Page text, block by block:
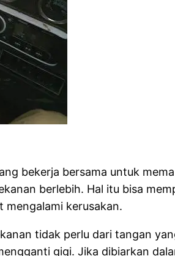
bekerja bersama untuk
berlebih. Hal itu bisa
mengalami kerusakan.
tidak perlu dari tangan
gigi. Jika dibiarkan